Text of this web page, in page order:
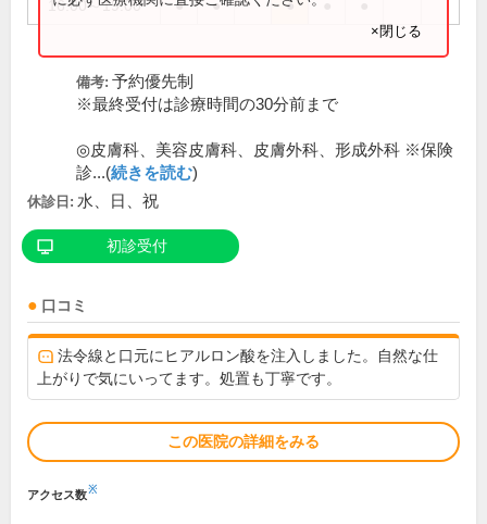
16:00～19:00 ● ● ●
×閉じる
備考: 予約優先制
※最終受付は診療時間の30分前まで
◎皮膚科、美容皮膚科、皮膚外科、形成外科 ※保険
診...(続きを読む)
休診日: 水、日、祝
初診受付
口コミ
法令線と口元にヒアルロン酸を注入しました。自然な仕
上がりで気にいってます。処置も丁寧です。
この医院の詳細をみる
アクセス数※